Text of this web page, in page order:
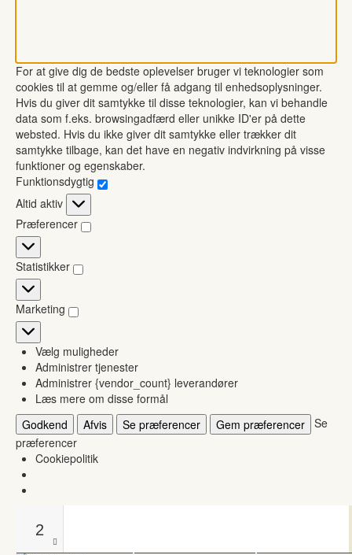
For at give dig de bedste oplevelser bruger vi teknologier som
cookies til at gemme og/eller få adgang til enhedsoplysninger.
Hvis du giver dit samtykke til disse teknologier, kan vi behandle
data som f.eks. browsingadfærd eller unikke ID'er på dette
websted. Hvis du ikke giver dit samtykke eller trækker dit
samtykke tilbage, kan det have en negativ indvirkning på visse
funktioner og egenskaber.
Funktionsdygtig
Funktionsdygtig
Altid aktiv
Præferencer
Præferencer
Statistikker
Statistikker
Marketing
Marketing
Vælg muligheder
Administrer tjenester
Administrer {vendor_count} leverandører
Læs mere om disse formål
Godkend
Afvis Se præferencer Gem præferencer Se
præferencer
Cookiepolitik
2